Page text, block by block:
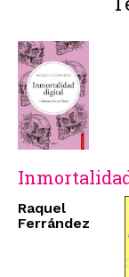
Raquel
Ferrández